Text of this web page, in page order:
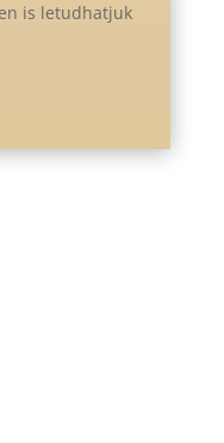
is letudhatjuk